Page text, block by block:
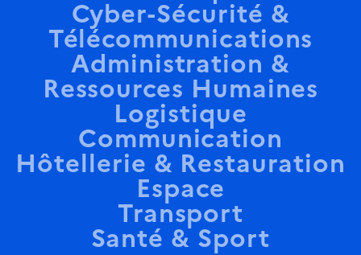
Cyber-Sécurité &
Télécommunications
Administration &
Ressources Humaines
Logistique
Communication
Hôtellerie & Restauration
Espace
Transport
Santé & Sport